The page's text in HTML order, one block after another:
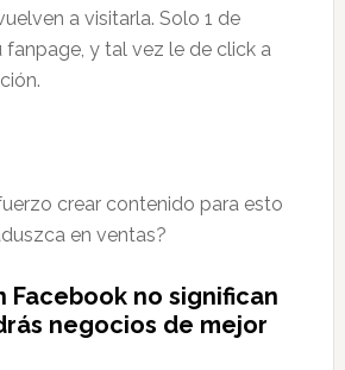
a visitarla. Solo 1 de
fanpage, y tal vez le de click a
crear contenido para esto
en ventas?
Facebook no significan
negocios de mejor